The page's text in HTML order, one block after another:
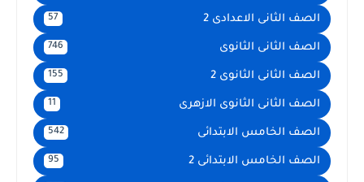
الصف الثانى الاعدادى 2
الصف الثانى الثانوى
الصف الثانى الثانوى 2
الصف الثانى الثانوى الازهرى
الصف الخامس الابتدائى
الصف الخامس الابتدائى 2